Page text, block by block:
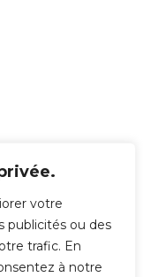
votre
publicités ou des
trafic. En
à notre